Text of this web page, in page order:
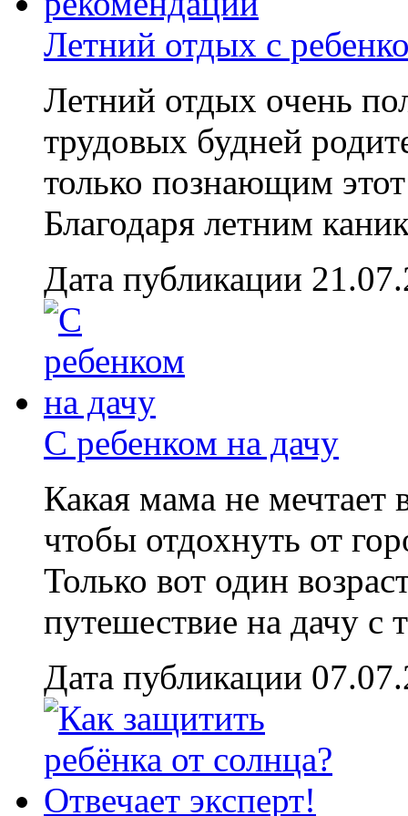
Летний отдых с
Летний отдых очень
трудовых будней
только познающим
Благодаря летним
Дата публикации
С ребенком на дачу
Какая мама не мечтает
чтобы отдохнуть от
Только вот один
путешествие на дачу с
Дата публикации